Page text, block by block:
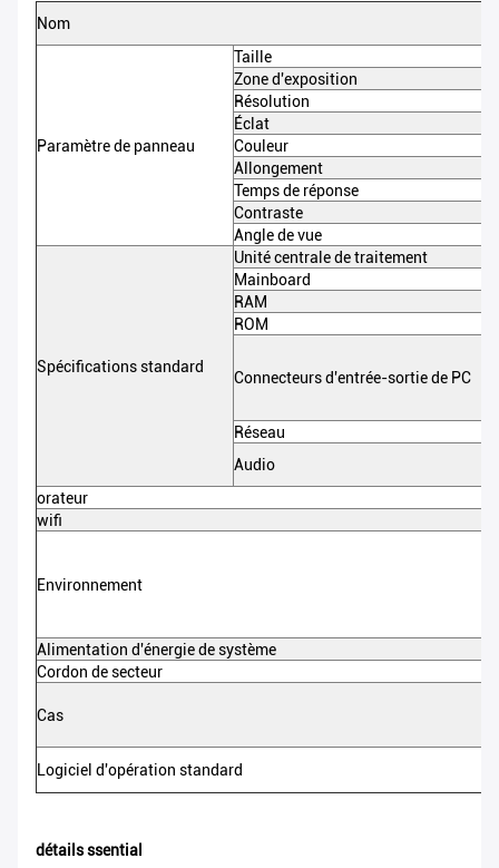
Nom
Paramètre de panneau
Taille
Zone d'exposition
Résolution
Éclat
Couleur
Allongement
Temps de réponse
Contraste
Angle de vue
Spécifications standard
Unité centrale de traitement
Mainboard
RAM
ROM
Connecteurs d'entrée-sortie de PC
Réseau
Audio
orateur
wifi
Environnement
Alimentation d'énergie de système
Cordon de secteur
Cas
Logiciel d'opération standard
détails ssential